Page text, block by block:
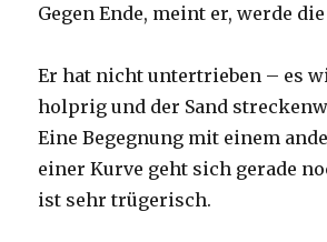
Gegen Ende, meint er, werde
Er hat nicht untertrieben – es
holprig und der Sand
Eine Begegnung mit einem
einer Kurve geht sich gerade
ist sehr trügerisch.